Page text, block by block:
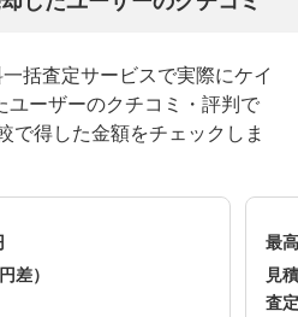
括査定サービスで実際にケイ
ユーザーのクチコミ・評判で
で得した金額をチェックしま
差）
最
見
査